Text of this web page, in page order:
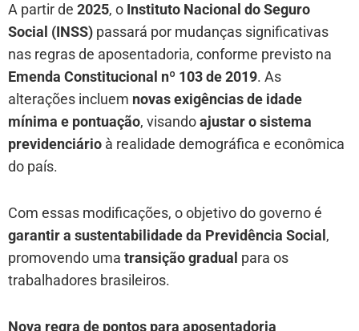
A partir de 2025, o Instituto Nacional do Seguro
Social (INSS) passará por mudanças significativas
nas regras de aposentadoria, conforme previsto na
Emenda Constitucional nº 103 de 2019. As
alterações incluem novas exigências de idade
mínima e pontuação, visandoajustar o sistema
previdenciário à realidade demográfica e econômica
do país.
Com essas modificações, o objetivo do governo é
garantir a sustentabilidade da Previdência Social ,
promovendo uma transição gradual para os
trabalhadores brasileiros.
Nova regra de pontos para aposentadoria